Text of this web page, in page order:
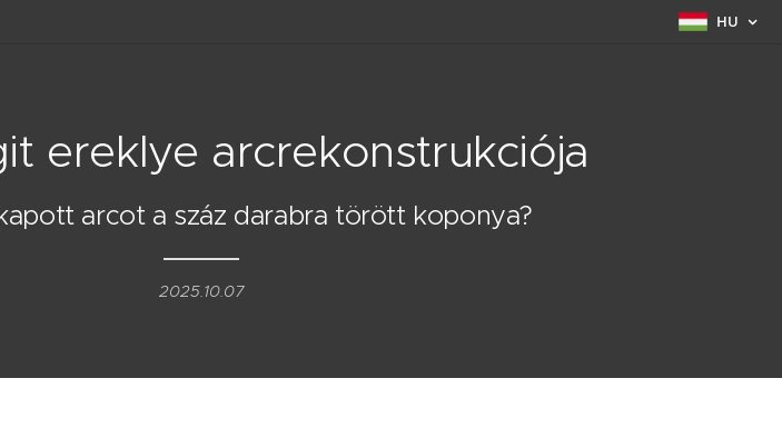
HU
ereklye arcrekonstrukciója
arcot a száz darabra törött koponya?
2025.10.07